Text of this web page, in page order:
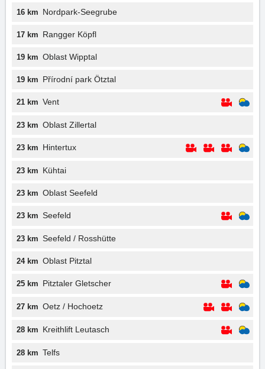
16 km Nordpark-Seegrube
17 km Rangger Köpfl
19 km Oblast Wipptal
19 km Přírodní park Ötztal
21 km Vent
23 km Oblast Zillertal
23 km Hintertux
23 km Kühtai
23 km Oblast Seefeld
23 km Seefeld
23 km Seefeld / Rosshütte
24 km Oblast Pitztal
25 km Pitztaler Gletscher
27 km Oetz / Hochoetz
28 km Kreithlift Leutasch
28 km Telfs